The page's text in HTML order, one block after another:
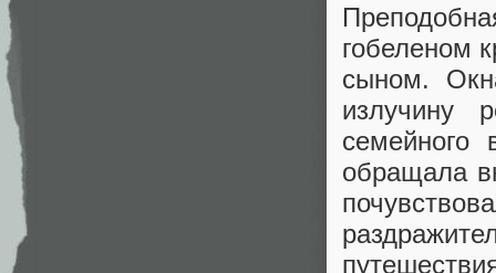
гобеленом
сыном.
излучину
семейного
обращала